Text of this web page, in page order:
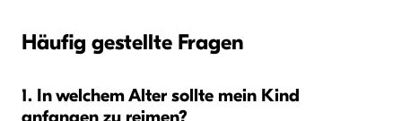
Häufig gestellte Fragen
1. In welchem Alter sollte mein Kind
anfangen zu reimen?